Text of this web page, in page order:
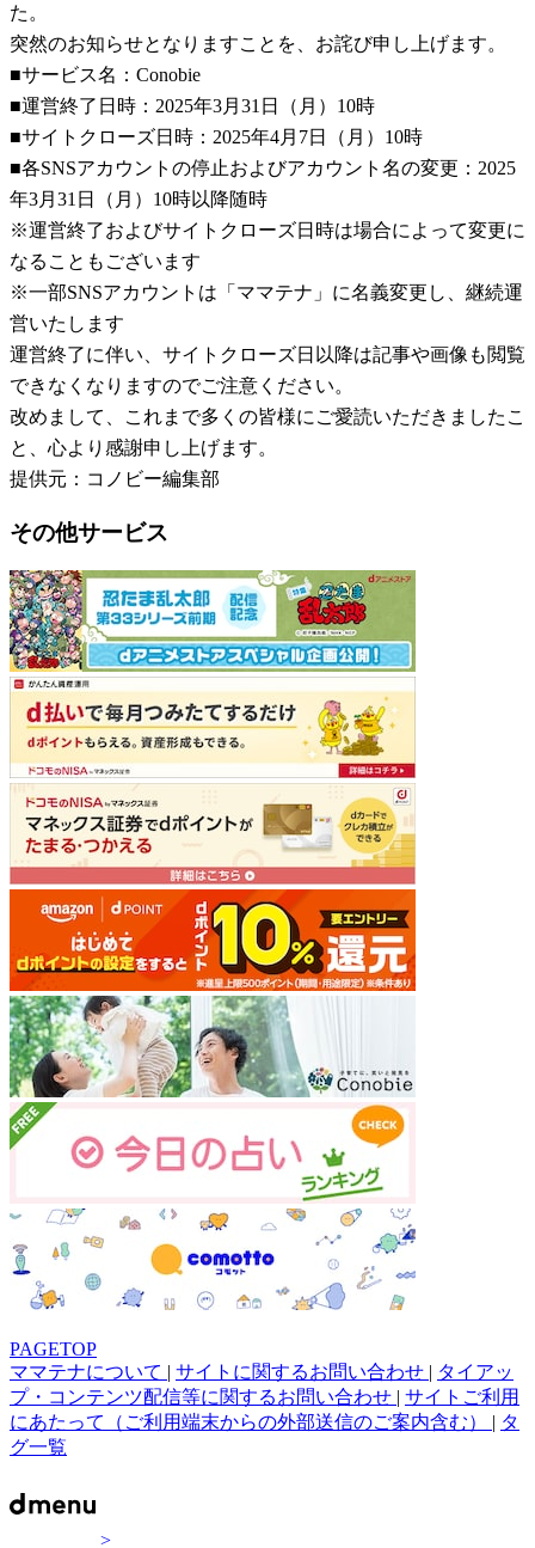
た。
突然のお知らせとなりますことを、お詫び申し上げます。
■サービス名：Conobie
■運営終了日時：2025年3月31日（月）10時
■サイトクローズ日時：2025年4月7日（月）10時
■各SNSアカウントの停止およびアカウント名の変更：2025
年3月31日（月）10時以降随時
※運営終了およびサイトクローズ日時は場合によって変更に
なることもございます
※一部SNSアカウントは「ママテナ」に名義変更し、継続運
営いたします
運営終了に伴い、サイトクローズ日以降は記事や画像も閲覧
できなくなりますのでご注意ください。
改めまして、これまで多くの皆様にご愛読いただきましたこ
と、心より感謝申し上げます。
提供元：コノビー編集部
その他サービス
PAGETOP
ママテナについて | サイトに関するお問い合わせ | タイアッ
プ・コンテンツ配信等に関するお問い合わせ | サイトご利用
にあたって（ご利用端末からの外部送信のご案内含む） | タ
グ一覧
>